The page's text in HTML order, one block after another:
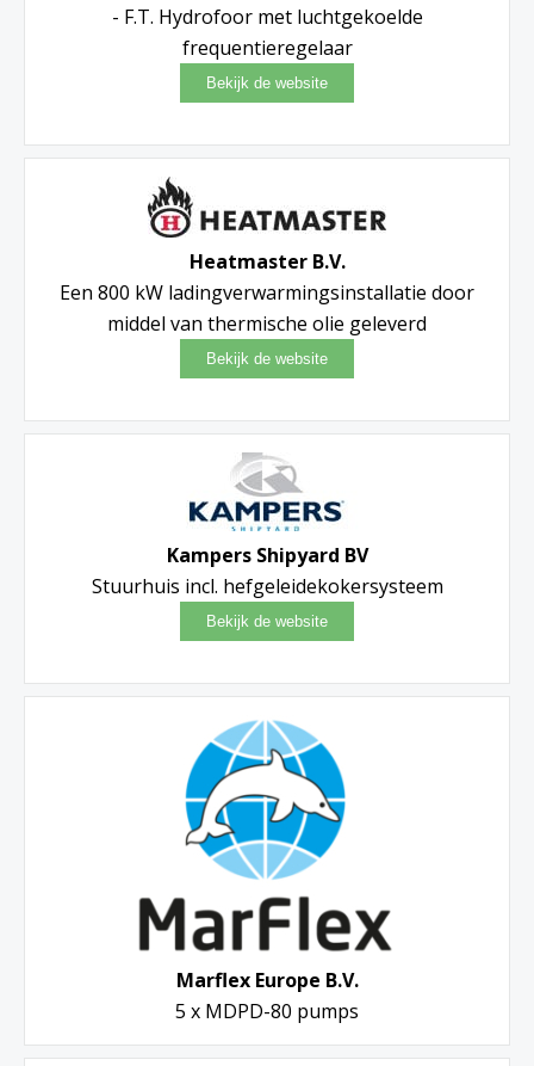
- F.T. Hydrofoor met luchtgekoelde
frequentieregelaar
Heatmaster B.V.
Een 800 kW ladingverwarmingsinstallatie door
middel van thermische olie geleverd
Kampers Shipyard BV
Stuurhuis incl. hefgeleidekokersysteem
Marflex Europe B.V.
5 x MDPD-80 pumps